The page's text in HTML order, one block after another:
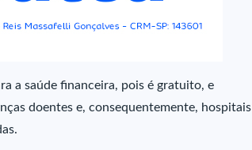
a saúde financeira, pois é gratuito, e
doentes e, consequentemente, hospitais